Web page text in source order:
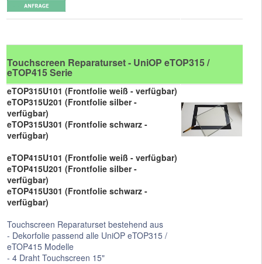
Touchscreen Reparaturset - UniOP eTOP315 /
eTOP415 Serie
eTOP315U101 (Frontfolie weiß - verfügbar)
eTOP315U201 (Frontfolie silber -
verfügbar)
eTOP315U301 (Frontfolie schwarz -
verfügbar)
eTOP415U101 (Frontfolie weiß - verfügbar)
eTOP415U201 (Frontfolie silber -
verfügbar)
eTOP415U301 (Frontfolie schwarz -
verfügbar)
Touchscreen Reparaturset bestehend aus
- Dekorfolie passend alle UniOP eTOP315 /
eTOP415 Modelle
- 4 Draht Touchscreen 15"